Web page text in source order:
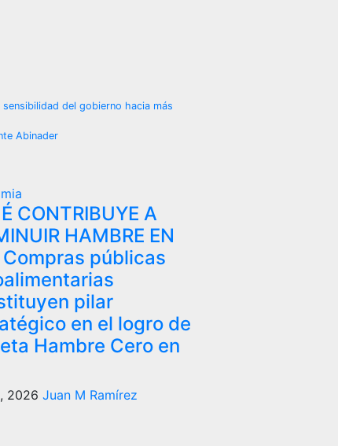
del gobierno hacia más
Abinader
CONTRIBUYE A
HAMBRE EN
Compras públicas
pilar
en el logro de
Hambre Cero en
2026 Juan M Ramírez